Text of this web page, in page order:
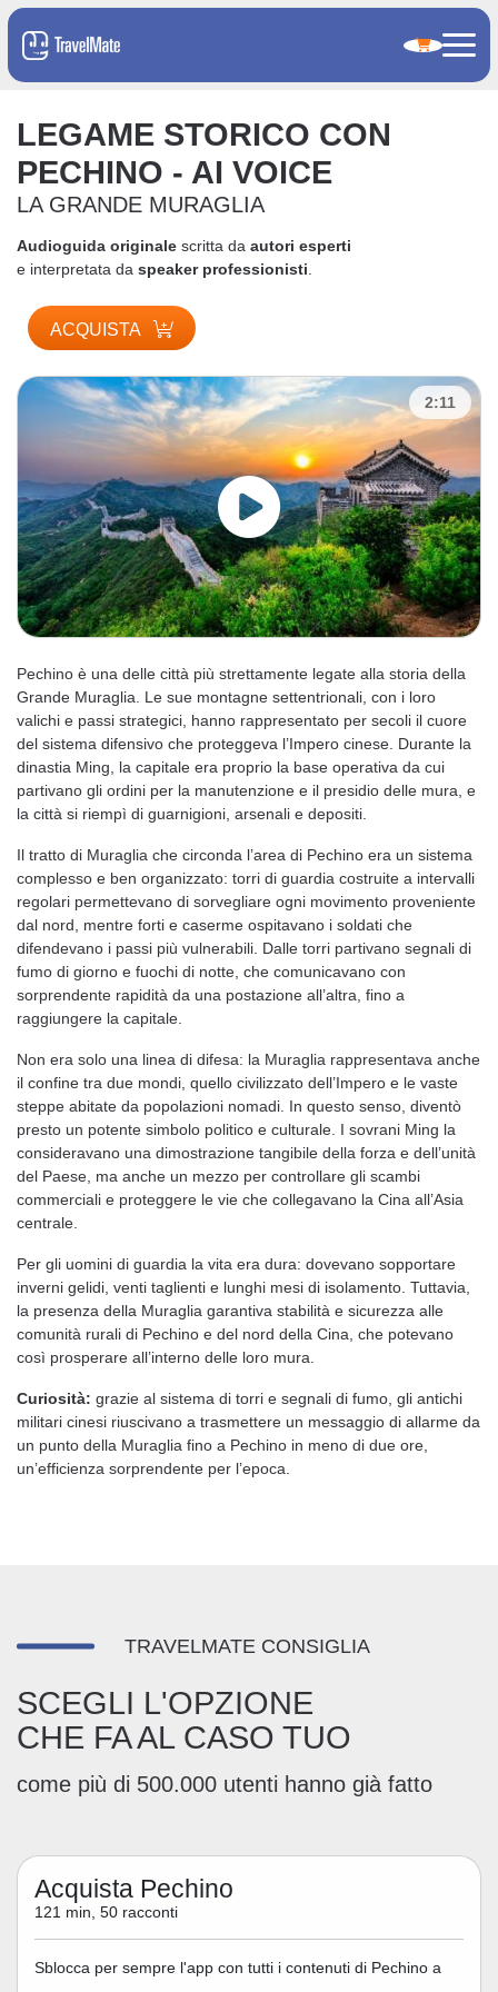
LEGAME STORICO CON
PECHINO - AI VOICE
LA GRANDE MURAGLIA
Audioguida originale scritta da autori esperti
e interpretata da speaker professionisti
ACQUISTA
2:11
Pechino è una delle città più strettamente legate alla storia della
Grande Muraglia. Le sue montagne settentrionali, con i loro
valichi e passi strategici, hanno rappresentato per secoli il cuore
del sistema difensivo che proteggeva l’Impero cinese. Durante la
dinastia Ming, la capitale era proprio la base operativa da cui
partivano gli ordini per la manutenzione e il presidio delle mura, e
la città si riempì di guarnigioni, arsenali e depositi.
Il tratto di Muraglia che circonda l’area di Pechino era un sistema
complesso e ben organizzato: torri di guardia costruite a intervalli
regolari permettevano di sorvegliare ogni movimento proveniente
dal nord, mentre forti e caserme ospitavano i soldati che
difendevano i passi più vulnerabili. Dalle torri partivano segnali di
fumo di giorno e fuochi di notte, che comunicavano con
sorprendente rapidità da una postazione all’altra, fino a
raggiungere la capitale.
Non era solo una linea di difesa: la Muraglia rappresentava anche
il confine tra due mondi, quello civilizzato dell’Impero e le vaste
steppe abitate da popolazioni nomadi. In questo senso, diventò
presto un potente simbolo politico e culturale. I sovrani Ming la
consideravano una dimostrazione tangibile della forza e dell’unità
del Paese, ma anche un mezzo per controllare gli scambi
commerciali e proteggere le vie che collegavano la Cina all’Asia
centrale.
Per gli uomini di guardia la vita era dura: dovevano sopportare
inverni gelidi, venti taglienti e lunghi mesi di isolamento. Tuttavia,
la presenza della Muraglia garantiva stabilità e sicurezza alle
comunità rurali di Pechino e del nord della Cina, che potevano
così prosperare all’interno delle loro mura.
Curiosità: grazie al sistema di torri e segnali di fumo, gli antichi
militari cinesi riuscivano a trasmettere un messaggio di allarme da
un punto della Muraglia fino a Pechino in meno di due ore,
un’efficienza sorprendente per l’epoca.
TRAVELMATE CONSIGLIA
SCEGLI L'OPZIONE
CHE FA AL CASO TUO
come più di 500.000 utenti hanno già fatto
Acquista Pechino
121 min, 50 racconti
Sblocca per sempre l'app con tutti i contenuti di Pechino a